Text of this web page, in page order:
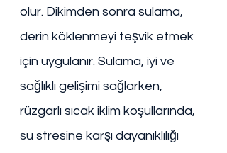
olur. Dikimden sonra sulama,
derin köklenmeyi teşvik etmek
için uygulanır. Sulama, iyi ve
sağlıklı gelişimi sağlarken,
rüzgarlı sıcak iklim koşullarında,
su stresine karşı dayanıklılığı